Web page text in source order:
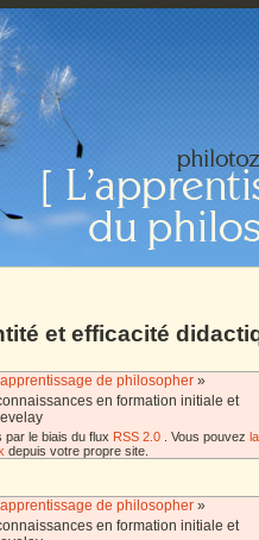
et efficacité
de philosopher »
en formation initiale et
le biais du flux RSS 2.0 . Vous pouvez
depuis votre propre site.
de philosopher »
en formation initiale et